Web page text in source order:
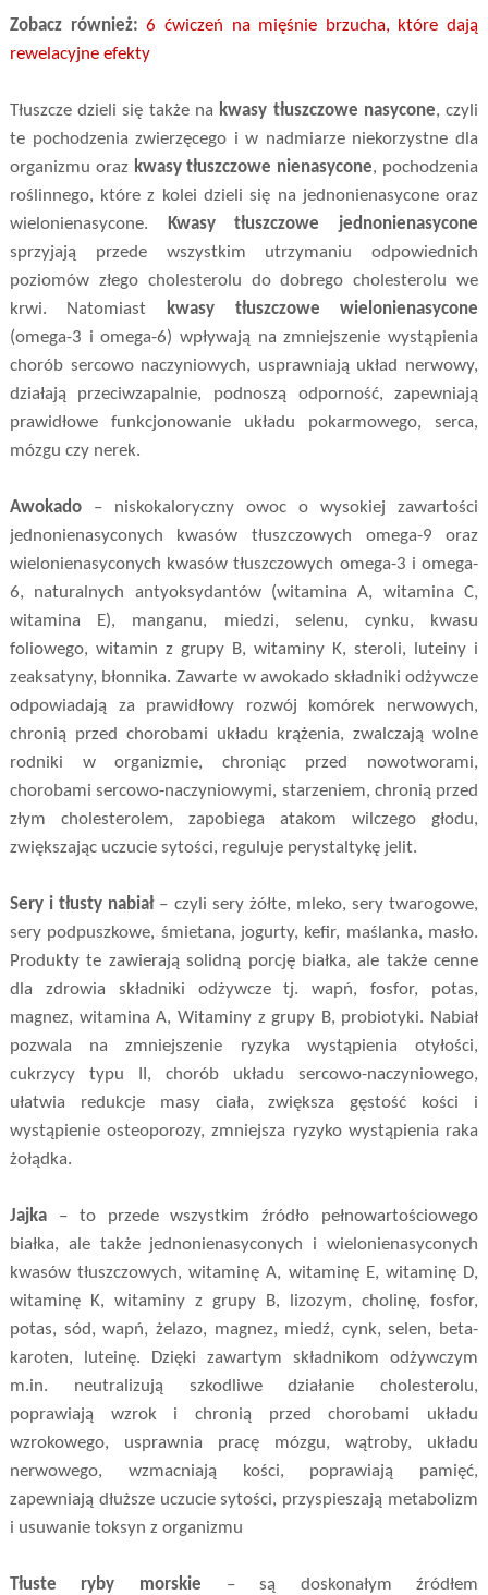
Zobacz również:6 ćwiczeń na mięśnie brzucha, które dają
rewelacyjne efekty
Tłuszcze dzieli się także na kwasy tłuszczowe nasycone, czyli
te pochodzenia zwierzęcego i w nadmiarze niekorzystne dla
organizmu oraz kwasy tłuszczowe nienasycone, pochodzenia
roślinnego, które z kolei dzieli się na jednonienasycone oraz
wielonienasycone.
Kwasy tłuszczowe jednonienasycone
sprzyjają przede wszystkim utrzymaniu odpowiednich
poziomów złego cholesterolu do dobrego cholesterolu we
krwi. Natomiast
kwasy tłuszczowe wielonienasycone
(omega-3 i omega-6) wpływają na zmniejszenie wystąpienia
chorób sercowo naczyniowych, usprawniają układ nerwowy,
działają przeciwzapalnie, podnoszą odporność, zapewniają
prawidłowe funkcjonowanie układu pokarmowego, serca,
mózgu czy nerek.
Awokado– niskokaloryczny owoc o wysokiej zawartości
jednonienasyconych kwasów tłuszczowych omega-9 oraz
wielonienasyconych kwasów tłuszczowych omega-3 i omega-
6, naturalnych antyoksydantów (witamina A, witamina C,
witamina E), manganu, miedzi, selenu, cynku, kwasu
foliowego, witamin z grupy B, witaminy K, steroli, luteiny i
zeaksatyny, błonnika. Zawarte w awokado składniki odżywcze
odpowiadają za prawidłowy rozwój komórek nerwowych,
chronią przed chorobami układu krążenia, zwalczają wolne
rodniki w organizmie, chroniąc przed nowotworami,
chorobami sercowo-naczyniowymi, starzeniem, chronią przed
złym cholesterolem, zapobiega atakom wilczego głodu,
zwiększając uczucie sytości, reguluje perystaltykę jelit.
Sery i tłusty nabiał – czyli sery żółte, mleko, sery twarogowe,
sery podpuszkowe, śmietana, jogurty, kefir, maślanka, masło.
Produkty te zawierają solidną porcję białka, ale także cenne
dla zdrowia składniki odżywcze tj. wapń, fosfor, potas,
magnez, witamina A, Witaminy z grupy B, probiotyki. Nabiał
pozwala na zmniejszenie ryzyka wystąpienia otyłości,
cukrzycy typu II, chorób układu sercowo-naczyniowego,
ułatwia redukcje masy ciała, zwiększa gęstość kości i
wystąpienie osteoporozy, zmniejsza ryzyko wystąpienia raka
żołądka.
Jajka– to przede wszystkim źródło pełnowartościowego
białka, ale także jednonienasyconych i wielonienasyconych
kwasów tłuszczowych, witaminę A, witaminę E, witaminę D,
witaminę K, witaminy z grupy B, lizozym, cholinę, fosfor,
potas, sód, wapń, żelazo, magnez, miedź, cynk, selen, beta-
karoten, luteinę. Dzięki zawartym składnikom odżywczym
m.in. neutralizują szkodliwe działanie cholesterolu,
poprawiają wzrok i chronią przed chorobami układu
wzrokowego, usprawnia pracę mózgu, wątroby, układu
nerwowego, wzmacniają kości, poprawiają pamięć,
zapewniają dłuższe uczucie sytości, przyspieszają metabolizm
i usuwanie toksyn z organizmu
Tłuste ryby morskie – są doskonałym źródłem